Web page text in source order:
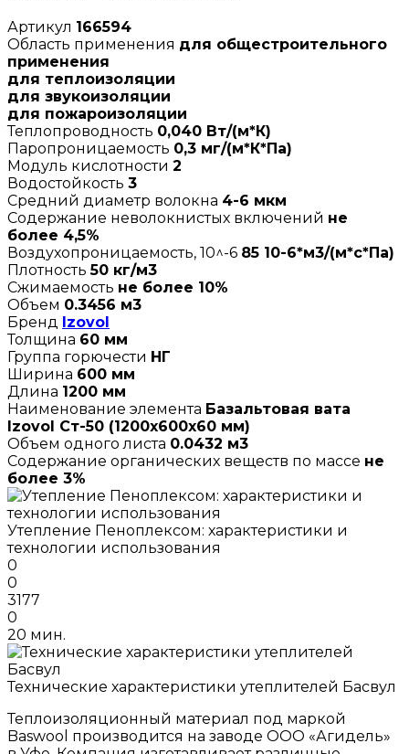
Артикул 166594
Область применения для общестроительного
применения
для теплоизоляции
для звукоизоляции
для пожароизоляции
Теплопроводность 0,040 Вт/(м*К)
Паропроницаемость 0,3 мг/(м*К*Па)
Модуль кислотности 2
Водостойкость 3
Средний диаметр волокна 4-6 мкм
Содержание неволокнистых включений не
более 4,5%
Воздухопроницаемость, 10^-6 85 10-6*м3/(м*с*Па)
Плотность50 кг/м3
Сжимаемость не более 10%
Объем 0.3456 м3
Бренд Izovol
Толщина 60 мм
Группа горючести НГ
Ширина 600 мм
Длина 1200 мм
Наименование элемента Базальтовая вата
Izovol Ст-50 (1200х600х60 мм)
Объем одного листа 0.0432 м3
Содержание органических веществ по массе не
более 3%
Утепление Пеноплексом: характеристики и
технологии использования
0
0
3177
0
20 мин.
Технические характеристики утеплителей Басвул
Теплоизоляционный материал под маркой
Baswool производится на заводе ООО «Агидель»